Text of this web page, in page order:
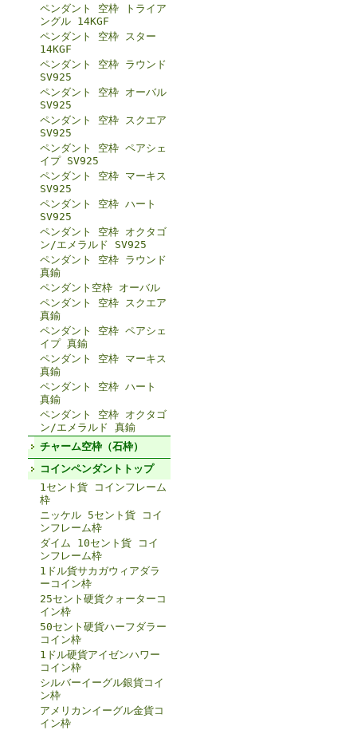
ペンダント 空枠 トライア
ングル 14KGF
ペンダント 空枠 スター
14KGF
ペンダント 空枠 ラウンド
SV925
ペンダント 空枠 オーバル
SV925
ペンダント 空枠 スクエア
SV925
ペンダント 空枠 ペアシェ
イプ SV925
ペンダント 空枠 マーキス
SV925
ペンダント 空枠 ハート
SV925
ペンダント 空枠 オクタゴ
ン/エメラルド SV925
ペンダント 空枠 ラウンド
真鍮
ペンダント空枠 オーバル
ペンダント 空枠 スクエア
真鍮
ペンダント 空枠 ペアシェ
イプ 真鍮
ペンダント 空枠 マーキス
真鍮
ペンダント 空枠 ハート
真鍮
ペンダント 空枠 オクタゴ
ン/エメラルド 真鍮
チャーム空枠（石枠）
コインペンダントトップ
1セント貨 コインフレーム
枠
ニッケル 5セント貨 コイ
ンフレーム枠
ダイム 10セント貨 コイ
ンフレーム枠
1ドル貨サカガウィアダラ
ーコイン枠
25セント硬貨クォーターコ
イン枠
50セント硬貨ハーフダラー
コイン枠
1ドル硬貨アイゼンハワー
コイン枠
シルバーイーグル銀貨コイ
ン枠
アメリカンイーグル金貨コ
イン枠